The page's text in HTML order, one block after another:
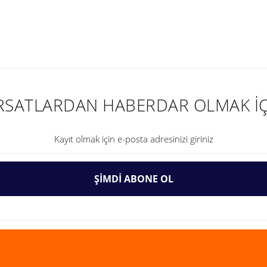
Gönder
HABERDAR OLMAK
ŞİMDİ ABONE OL